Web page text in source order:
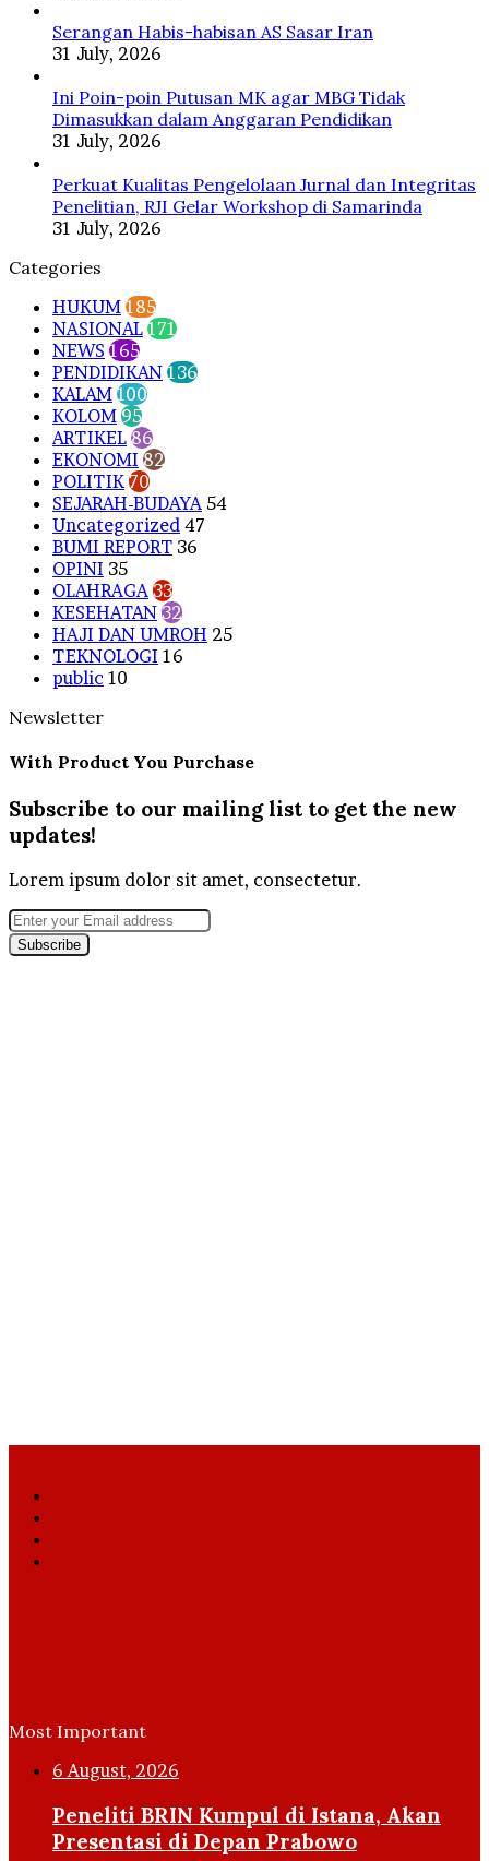
Serangan Habis-habisan AS Sasar Iran
31 July, 2026
Ini Poin-poin Putusan MK agar MBG Tidak
Dimasukkan dalam Anggaran Pendidikan
31 July, 2026
Perkuat Kualitas Pengelolaan Jurnal dan Integritas
Penelitian, RJI Gelar Workshop di Samarinda
31 July, 2026
Categories
HUKUM 185
NASIONAL 171
NEWS 165
PENDIDIKAN 136
KALAM 100
KOLOM 95
ARTIKEL 86
EKONOMI 82
POLITIK 70
SEJARAH-BUDAYA 54
Uncategorized 47
BUMI REPORT 36
OPINI 35
OLAHRAGA 33
KESEHATAN 32
HAJI DAN UMROH 25
TEKNOLOGI 16
public 10
Newsletter
With Product You Purchase
Subscribe to our mailing list to get the new
updates!
Lorem ipsum dolor sit amet, consectetur.
Enter
your
Email
Most Important
6 August, 2026
Peneliti BRIN Kumpul di Istana, Akan
Presentasi di Depan Prabowo